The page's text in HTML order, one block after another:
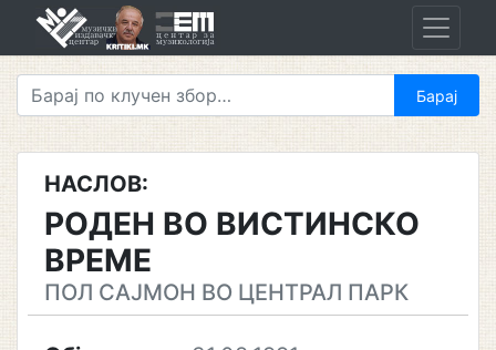
НАСЛОВ:
РОДЕН ВО ВИСТИНСКО
ВРЕМЕ
ПОЛ САЈМОН ВО ЦЕНТРАЛ ПАРК